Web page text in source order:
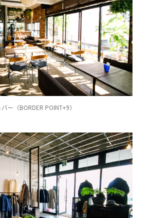
ー〈BORDER POINT+9〉